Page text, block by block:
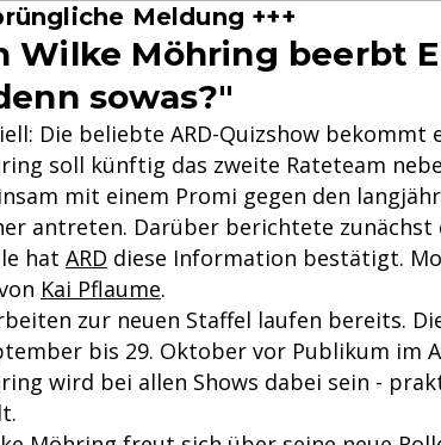
Meldung +++
Wilke Möhring beerbt
sowas?"
Die beliebte ARD-Quizshow bekommt
soll künftig das zweite Rateteam
mit einem Promi gegen den
antreten. Darüber berichtete zunächst
hat ARD diese Information bestätigt.
Kai Pflaume.
zur neuen Staffel laufen bereits.
bis 29. Oktober vor Publikum im
wird bei allen Shows dabei sein -